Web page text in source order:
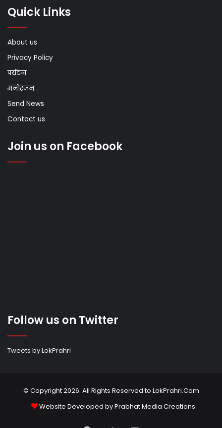
Quick Links
About us
Privacy Policy
पर्यटन
मनोरंजन
Send News
Contact us
Join us on Facebook
Follow us on Twitter
Tweets by LokPrahri
© Copyright 2026. All Rights Reserved to LokPrahri.Com
Website Developed byPrabhat Media Creations.